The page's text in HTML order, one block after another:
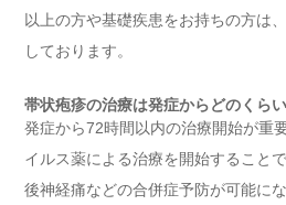
以上の方や基礎疾患をお持ちの方は
しております。
帯状疱疹の治療は発症からどのくら
発症から72時間以内の治療開始が重
イルス薬による治療を開始すること
後神経痛などの合併症予防が可能に